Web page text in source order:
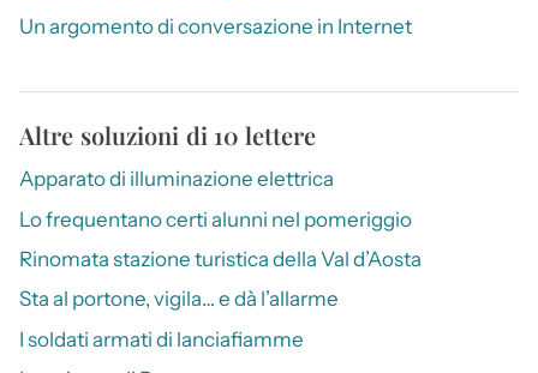
Un argomento di conversazione in Internet
Altre soluzioni di 10 lettere
Apparato di illuminazione elettrica
Lo frequentano certi alunni nel pomeriggio
Rinomata stazione turistica della Val d’Aosta
Sta al portone, vigila… e dà l’allarme
I soldati armati di lanciafiamme